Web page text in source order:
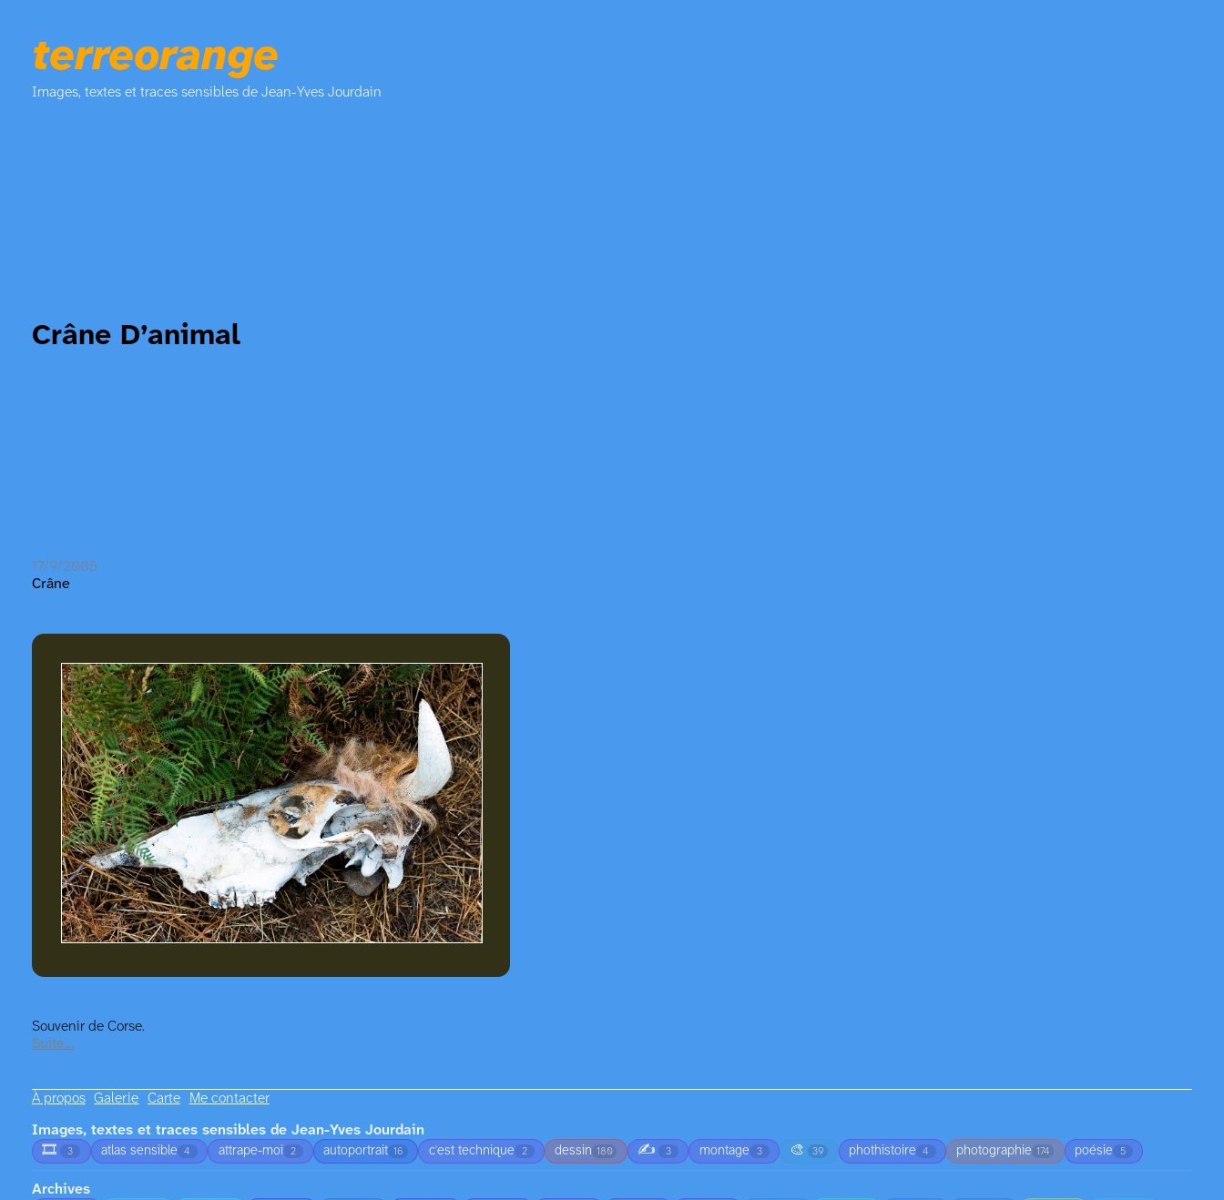
terreorange
Images, textes et traces sensibles de Jean-Yves Jourdain
Crâne D’animal
17/9/2005
Crâne
Souvenir de Corse.
Suite…
À propos Galerie Carte Me contacter
Images, textes et traces sensibles de Jean-Yves Jourdain
🎞️
3 atlas sensible 4 attrape-moi 2 autoportrait 16 c'est technique 2 dessin 180 ✍️ 3 montage 3 🎨 39 phothistoire 4 photographie 174 poésie 5
Archives